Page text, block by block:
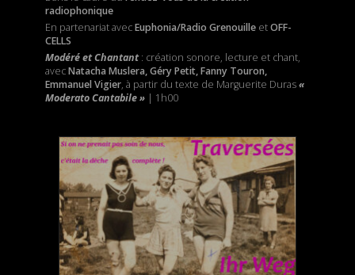
radiophonique
En partenariat avecEuphonia/Radio Grenouille etOFF-
CELLS
Modéré et Chantant: création sonore, lecture et chant,
avecNatacha Muslera, Géry Petit, Fanny Touron,
Emmanuel Vigier, à partir du texte de Marguerite Duras«
Moderato Cantabile » | 1h00